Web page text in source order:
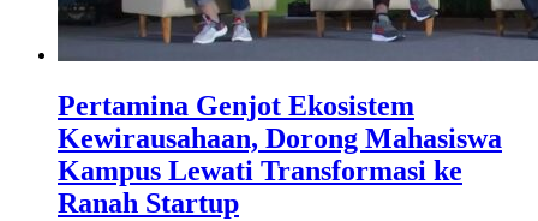
Pertamina Genjot Ekosistem
Kewirausahaan, Dorong Mahasiswa
Kampus Lewati Transformasi ke
Ranah Startup